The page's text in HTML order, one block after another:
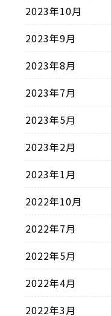
2023年10月
2023年9月
2023年8月
2023年7月
2023年5月
2023年2月
2023年1月
2022年10月
2022年7月
2022年5月
2022年4月
2022年3月